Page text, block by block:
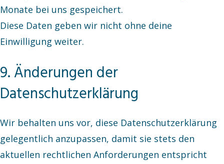
Monate bei uns gespeichert.
Diese Daten geben wir nicht ohne deine
Einwilligung weiter.
9. Änderungen der
Datenschutzerklärung
Wir behalten uns vor, diese Datenschutzerklärung
gelegentlich anzupassen, damit sie stets den
aktuellen rechtlichen Anforderungen entspricht